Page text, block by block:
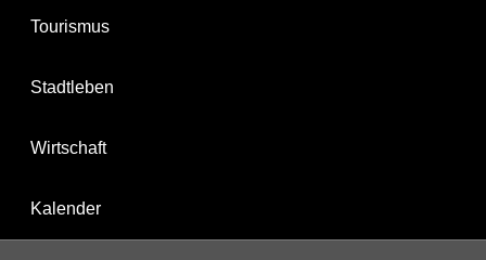
Tourismus
Stadtleben
Wirtschaft
Kalender